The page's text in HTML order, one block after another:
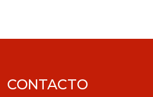
CONTACTO